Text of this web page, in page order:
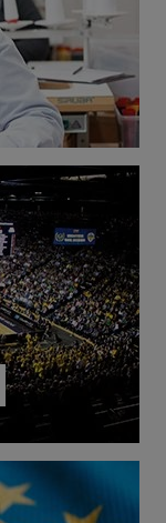
Allemagne,
comme pour